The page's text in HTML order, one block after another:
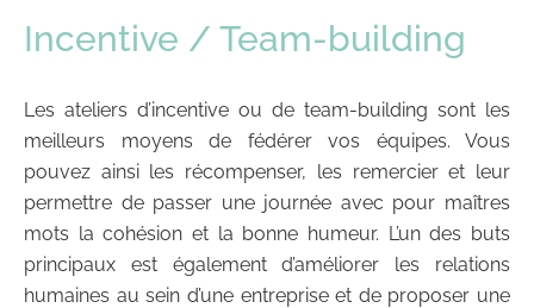
Incentive / Team-building
Les ateliers d’incentive ou de team-building sont les
meilleurs moyens de fédérer vos équipes. Vous
pouvez ainsi les récompenser, les remercier et leur
permettre de passer une journée avec pour maîtres
mots la cohésion et la bonne humeur. L’un des buts
principaux est également d’améliorer les relations
humaines au sein d’une entreprise et de proposer une